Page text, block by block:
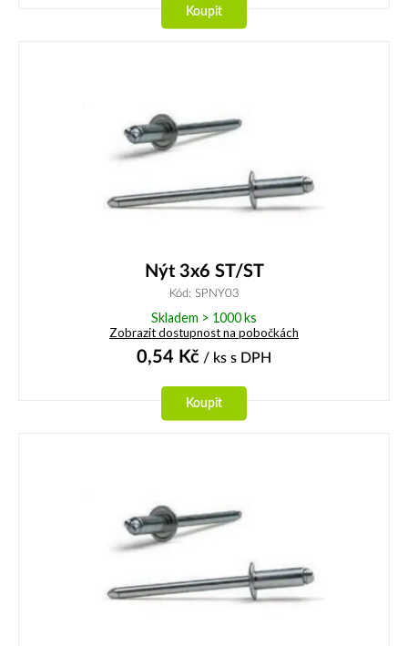
Koupit
Nýt 3x6 ST/ST
Kód: SPNY03
Skladem > 1000 ks
Zobrazit dostupnost na pobočkách
0,54 Kč / ks s DPH
Koupit